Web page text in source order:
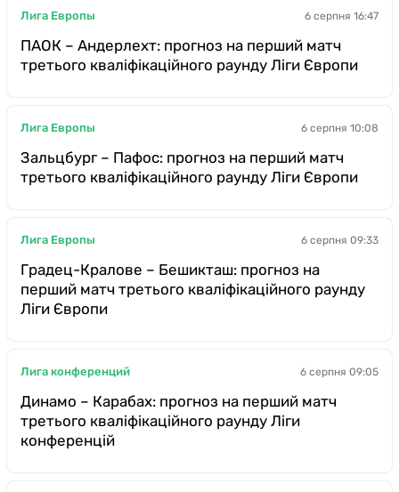
Лига Европы 6 серпня 16:47
ПАОК – Андерлехт: прогноз на перший матч
третього кваліфікаційного раунду Ліги Європи
Лига Европы 6 серпня 10:08
Зальцбург – Пафос: прогноз на перший матч
третього кваліфікаційного раунду Ліги Європи
Лига Европы 6 серпня 09:33
Градец-Кралове – Бешикташ: прогноз на
перший матч третього кваліфікаційного раунду
Ліги Європи
Лига конференций 6 серпня 09:05
Динамо – Карабах: прогноз на перший матч
третього кваліфікаційного раунду Ліги
конференцій